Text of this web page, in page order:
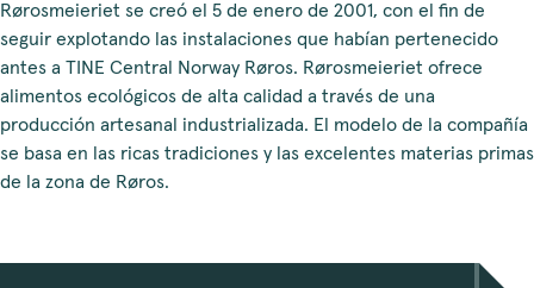
Rørosmeieriet se creó el 5 de enero de 2001, con el fin de
seguir explotando las instalaciones que habían pertenecido
antes a TINE Central Norway Røros. Rørosmeieriet ofrece
alimentos ecológicos de alta calidad a través de una
producción artesanal industrializada. El modelo de la compañía
se basa en las ricas tradiciones y las excelentes materias primas
de la zona de Røros.